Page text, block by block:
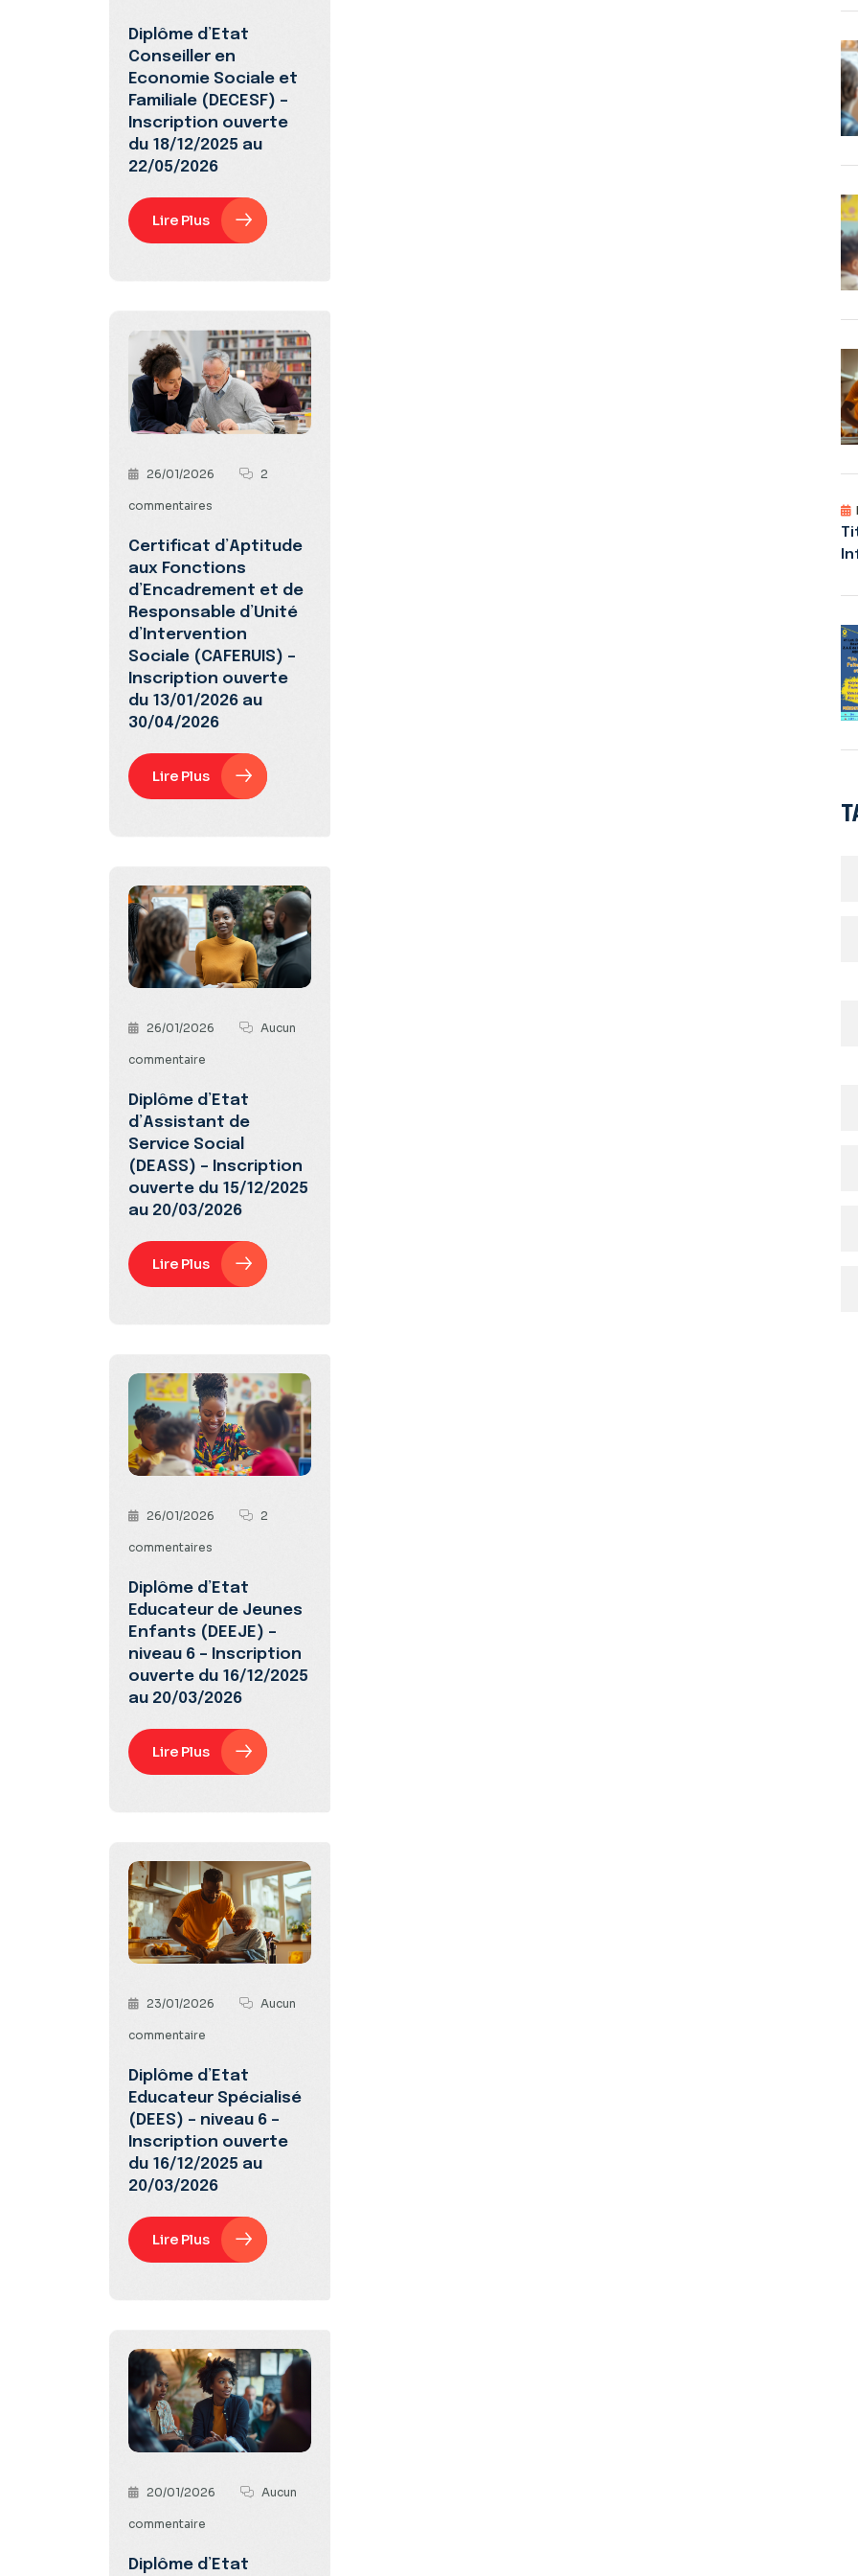
Diplôme d’Etat
Conseiller en
Economie Sociale et
Familiale (DECESF) –
Inscription ouverte
du 18/12/2025 au
22/05/2026
Lire Plus
26/01/2026 2
commentaires
Certificat d’Aptitude
aux Fonctions
d’Encadrement et de
Responsable d’Unité
d’Intervention
Sociale (CAFERUIS) –
Inscription ouverte
du 13/01/2026 au
30/04/2026
Lire Plus
26/01/2026 Aucun
commentaire
Diplôme d’Etat
d’Assistant de
Service Social
(DEASS) – Inscription
ouverte du 15/12/2025
au 20/03/2026
Lire Plus
26/01/2026 2
commentaires
Diplôme d’Etat
Educateur de Jeunes
Enfants (DEEJE) –
niveau 6 – Inscription
ouverte du 16/12/2025
au 20/03/2026
Lire Plus
23/01/2026 Aucun
commentaire
Diplôme d’Etat
Educateur Spécialisé
(DEES) – niveau 6 –
Inscription ouverte
du 16/12/2025 au
20/03/2026
Lire Plus
20/01/2026 Aucun
commentaire
Diplôme d’Etat